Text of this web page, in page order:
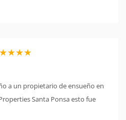
a un propietario de ensueño en
Santa Ponsa esto fue